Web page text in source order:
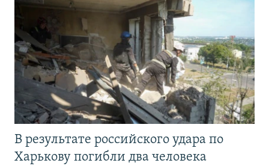
В результате российского удара по
Харькову погибли два человека